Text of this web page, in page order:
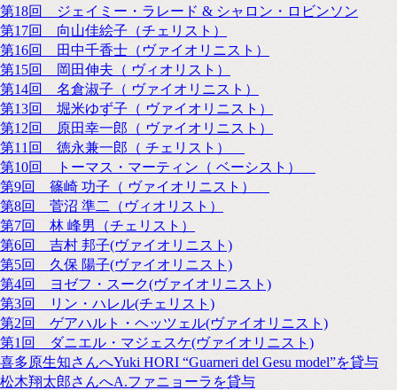
第18回 ジェイミー・ラレード & シャロン・ロビンソン
第17回 向山佳絵子（チェリスト）
第16回 田中千香士（ヴァイオリニスト）
第15回 岡田伸夫（ ヴィオリスト）
第14回 名倉淑子（ ヴァイオリニスト）
第13回 堀米ゆず子（ ヴァイオリニスト）
第12回 原田幸一郎（ ヴァイオリニスト）
第11回 徳永兼一郎（ チェリスト）
第10回 トーマス・マーティン（ ベーシスト）
第9回 篠崎 功子（ ヴァイオリニスト）
第8回 菅沼 準二（ヴィオリスト）
第7回 林 峰男（チェリスト）
第6回 吉村 邦子(ヴァイオリニスト)
第5回 久保 陽子(ヴァイオリニスト)
第4回 ヨゼフ・スーク(ヴァイオリニスト)
第3回 リン・ハレル(チェリスト)
第2回 ゲアハルト・ヘッツェル(ヴァイオリニスト)
第1回 ダニエル・マジェスケ(ヴァイオリニスト)
喜多原生知さんへYuki HORI “Guarneri del Gesu model”を貸与
松木翔太郎さんへA.ファニョーラを貸与